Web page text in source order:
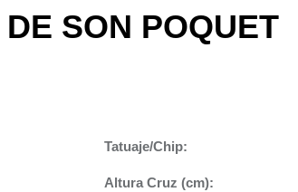
SON POQUET
Tatuaje/Chip:
Altura Cruz (cm):